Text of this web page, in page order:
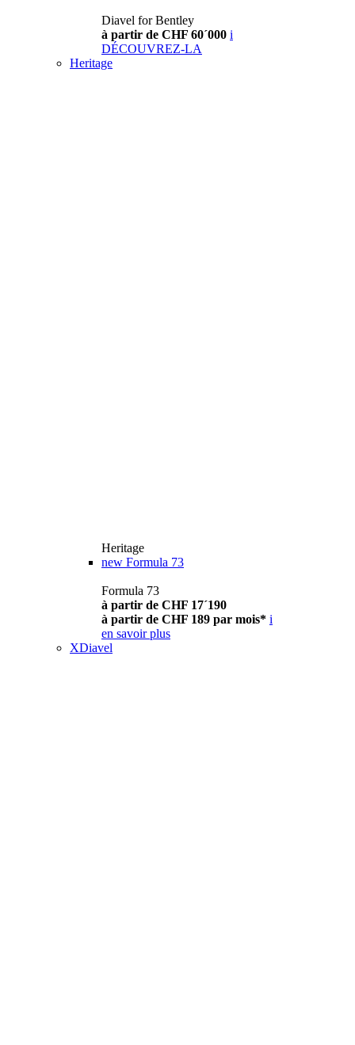
Diavel for Bentley
à partir de CHF 60´000 i
DÉCOUVREZ-LA
Heritage
Heritage
new Formula 73
Formula 73
à partir de CHF 17´190
à partir de CHF 189 par mois* i
en savoir plus
XDiavel